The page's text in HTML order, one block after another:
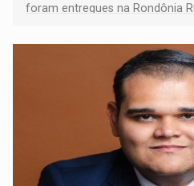
foram entregues na Rondônia